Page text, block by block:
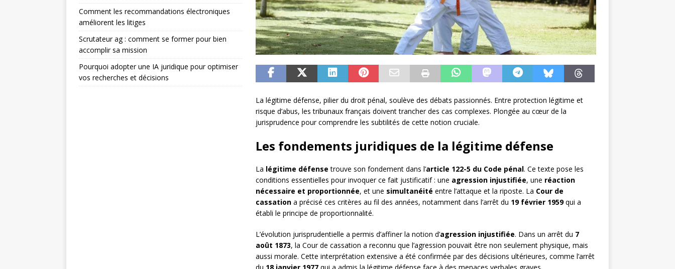
La légitime défense, pilier du droit pénal, soulève des débats passionnés. Entre protection légitime et
risque d’abus, les tribunaux français doivent trancher des cas complexes. Plongée au cœur de la
jurisprudence pour comprendre les subtilités de cette notion cruciale.
Les fondements juridiques de la légitime défense
La légitime défense trouve son fondement dans l’article 122-5 du Code pénal. Ce texte pose les
conditions essentielles pour invoquer ce fait justificatif : une agression injustifiée, une réaction
nécessaire et proportionnée, et une simultanéité entre l’attaque et la riposte. La Cour de
cassationa précisé ces critères au fil des années, notamment dans l’arrêt du 19 février 1959qui a
établi le principe de proportionnalité.
L’évolution jurisprudentielle a permis d’affiner la notion d’agression injustifiée. Dans un arrêt du 7
août 1873, la Cour de cassation a reconnu que l’agression pouvait être non seulement physique, mais
aussi morale. Cette interprétation extensive a été confirmée par des décisions ultérieures, comme l’arrêt
Comment les recommandations électroniques
améliorent les litiges
Scrutateur ag : comment se former pour bien
accomplir sa mission
Pourquoi adopter une IA juridique pour optimiser
vos recherches et décisions